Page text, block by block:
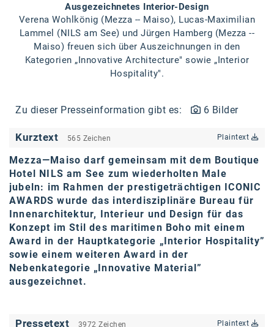
Gillette Venus
GrECo
GYNIAL
Interzero
karriere.at
Ketchum GmbH
Kinderwunschzentrum
Kostenwahrheit
Kyndryl
LWND
Mastercard
Nespresso
Ausgezeichnetes Interior-Design
Verena Wohlkönig (Mezza -- Maiso), Lucas-Maximilian
Lammel (NILS am See) und Jürgen Hamberg (Mezza --
Maiso) freuen sich über Auszeichnungen in den
Kategorien „Innovative Architecture" sowie „Interior
Hospitality".
Zu dieser Presseinformation gibt es: 6 Bilder
Kurztext 565 Zeichen Plaintext
Mezza—Maiso darf gemeinsam mit dem Boutique
Hotel NILS am See zum wiederholten Male
jubeln: im Rahmen der prestigeträchtigen ICONIC
AWARDS wurde das interdisziplinäre Bureau für
Innenarchitektur, Interieur und Design für das
Konzept im Stil des maritimen Boho mit einem
Award in der Hauptkategorie „Interior Hospitality”
sowie einem weiteren Award in der
Nebenkategorie „Innovative Material”
ausgezeichnet.
Pressetext 3972 Zeichen Plaintext